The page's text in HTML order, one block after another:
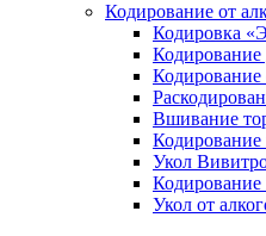
Кодирование от
Кодировка
Кодирование
Вшивание
Кодирование
Укол
Укол от